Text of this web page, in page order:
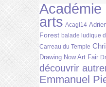
arts Acagl14
Forest balade ludique
Carreau du Temple
Drawing Now Art Fair
découvrir
Emmanuel